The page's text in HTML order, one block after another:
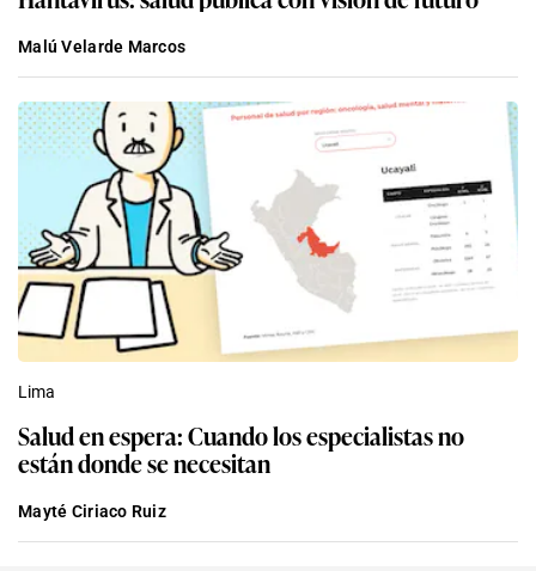
Malú Velarde Marcos
Lima
Salud en espera: Cuando los especialistas no
están donde se necesitan
Mayté Ciriaco Ruiz